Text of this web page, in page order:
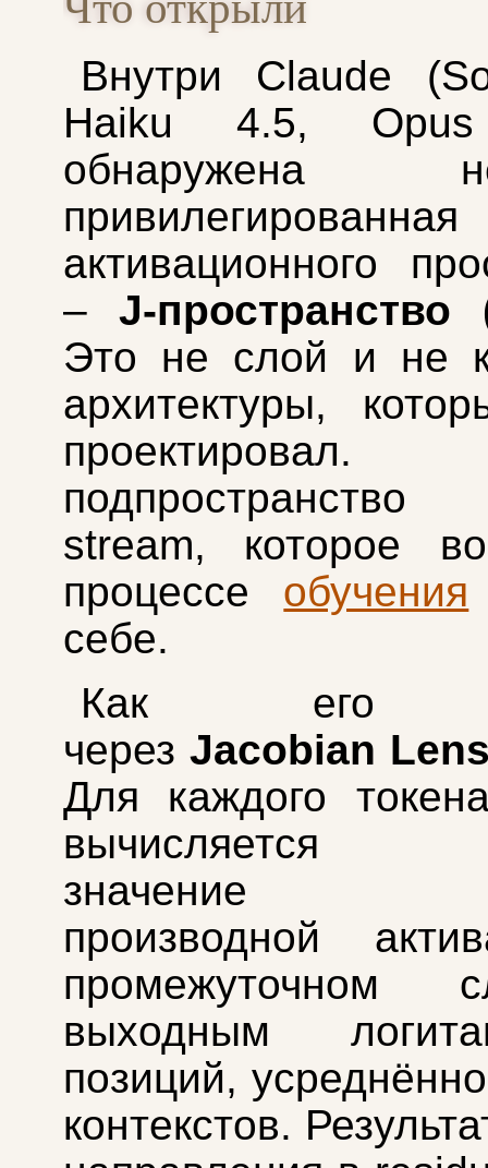
Внутри Claude
Haiku 4.5, Opus
обнаружена
активационного
– J-пространство
Это не слой и не
архитектуры,
stream, которое
процессе обучения
себе.
Как его
через Jacobian
Для каждого
вычисляется
значение
производной
промежуточном
выходным
позиций,
контекстов.